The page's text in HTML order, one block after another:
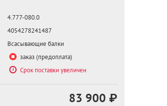
ОТПРАВИТЬ
4.777-080.0
4054278241487
Всасывающие балки
заказ (предоплата)
Срок поставки увеличен
83 900 ₽